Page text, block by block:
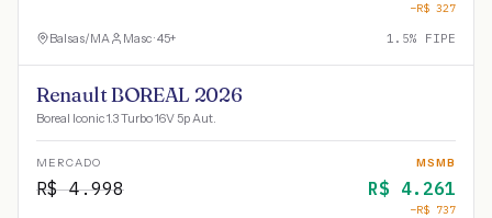
−R$ 327
Balsas/MA Masc · 45+ 1.5% FIPE
Renault BOREAL 2026
Boreal Iconic 1.3 Turbo 16V 5p Aut.
MERCADO
R$4.998
MSMB
R$ 4.261
−R$ 737